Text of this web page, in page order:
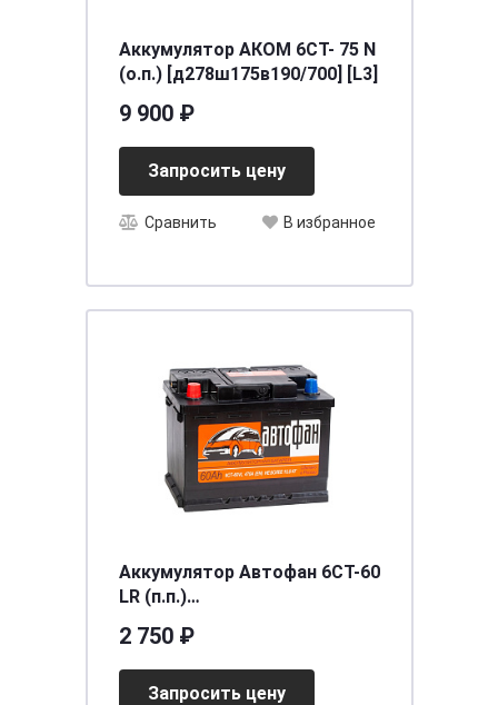
Аккумулятор АКОМ 6СТ- 75 N
(о.п.) [д278ш175в190/700] [L3]
9 900 ₽
Запросить цену
Сравнить В избранное
Аккумулятор Автофан 6СТ-60
LR (п.п.)
2 750 ₽
Запросить цену